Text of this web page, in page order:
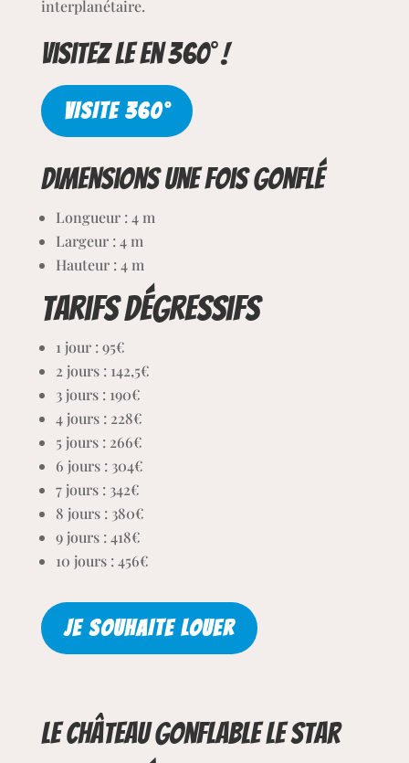
interplanétaire.
Visitez le en 360° !
VISITE 360°
Dimensions une fois gonflé
Longueur : 4 m
Largeur : 4m
Hauteur : 4 m
Tarifs dégressifs
1 jour : 95€
2 jours : 142,5€
3 jours : 190€
4 jours : 228€
5 jours : 266€
6 jours : 304€
7 jours : 342€
8 jours : 380€
9 jours : 418€
10 jours : 456€
JE SOUHAITE LOUER
Le château gonflable Le Star